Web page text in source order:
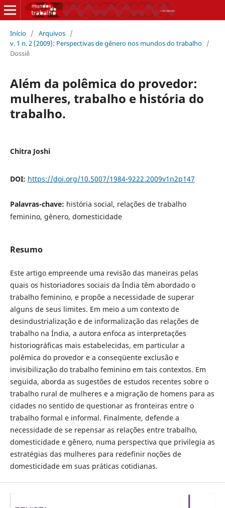
Início / Arquivos /
v. 1 n. 2 (2009): Perspectivas de gênero nos mundos do trabalho /
Dossiê
Além da polêmica do provedor:
mulheres, trabalho e história do
trabalho.
Chitra Joshi
DOI: https://doi.org/10.5007/1984-9222.2009v1n2p147
Palavras-chave: história social, relações de trabalho
feminino, gênero, domesticidade
Resumo
Este artigo empreende uma revisão das maneiras pelas
quais os historiadores sociais da Índia têm abordado o
trabalho feminino, e propõe a necessidade de superar
alguns de seus limites. Em meio a um contexto de
desindustrialização e de informalização das relações de
trabalho na Índia, a autora enfoca as interpretações
historiográficas mais estabelecidas, em particular a
polêmica do provedor e a conseqüente exclusão e
invisibilização do trabalho feminino em tais contextos. Em
seguida, aborda as sugestões de estudos recentes sobre o
trabalho rural de mulheres e a migração de homens para as
cidades no sentido de questionar as fronteiras entre o
trabalho formal e informal. Finalmente, defende a
necessidade de se repensar as relações entre trabalho,
domesticidade e gênero, numa perspectiva que privilegia as
estratégias das mulheres para redefinir noções de
domesticidade em suas práticas cotidianas.